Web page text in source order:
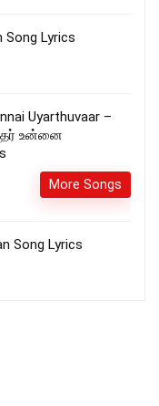
Song Lyrics
Uyarthuvaar –
உன்னை
More Songs
Song Lyrics